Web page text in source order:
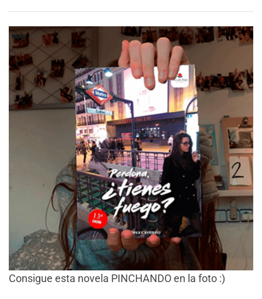
Consigue esta novela PINCHANDO en la foto :)